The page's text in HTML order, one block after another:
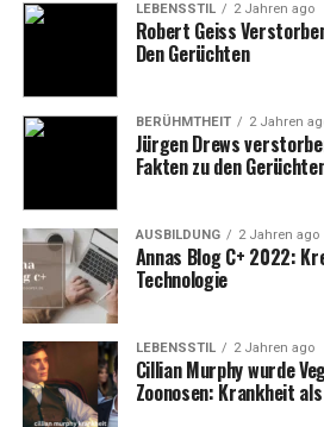
LEBENSSTIL 2 Jahren ago
Robert Geiss
Den Gerüchten
BERÜHMTHEIT 2 Jahren
Jürgen Drews
Fakten zu den
AUSBILDUNG 2 Jahren ago
Annas Blog C+ 2022:
Technologie
LEBENSSTIL 2 Jahren ago
Cillian Murphy wurde
Zoonosen: Krankheit